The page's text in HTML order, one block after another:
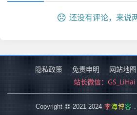
还没有评论，来说
隐私政策 免责申明 网站地图
站长微信：GS_LiHai
Copyright 2021-2024 李海博客 .